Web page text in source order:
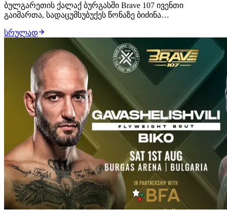
ბულგარეთის ქალაქ ბურგასში Brave 107 ივენთი
გაიმართა, სადაცუმსუბუქეს წონაზე ბიძინა
ქართველმა მებრძოლმა ლუთანდო ბიკო მსაჯების
გადაწყვეტილებით დაამარცხა და უდიდესი ალბათობით,
დივიზიონის საჩემპიონო ბრძოლა გაინაღდა, სადაც
მუჰამედ მოკაევს დაუ…
სრულად